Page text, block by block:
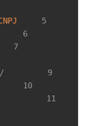
5
6
7
9
//
10
11